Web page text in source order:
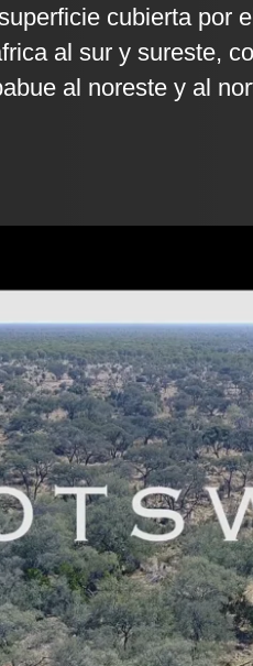
cubierta por
al sur y sureste,
al noreste y al